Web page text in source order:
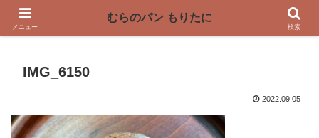
〜奈良県曽爾村の薪窯パン屋〜
IMG_6150
2022.09.05
メニュー
むらのパン もりたに
検索